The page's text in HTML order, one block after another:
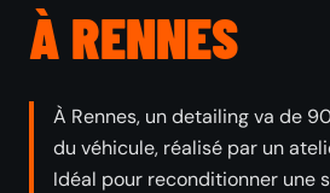
À RENNES
À Rennes, un detailing va de
du véhicule, réalisé par un
Idéal pour reconditionner une